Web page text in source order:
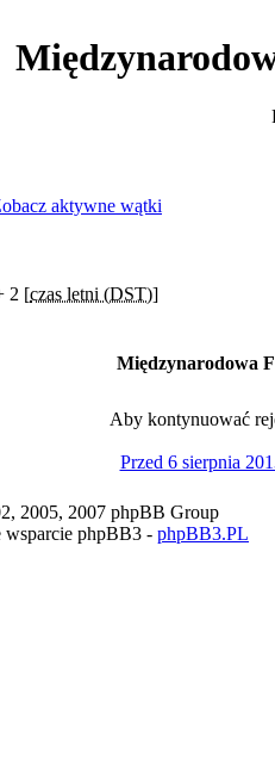
aktywne wątki
2 [czas letni (DST)]
Międzynarodowa
Aby kontynuować
Przed 6 sierpnia
2005, 2007 phpBB Group
phpBB3 - phpBB3.PL